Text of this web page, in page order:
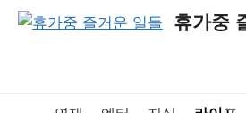
Skip
휴가중